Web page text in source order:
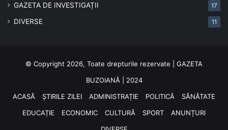
GAZETA DE INVESTIGAȚII 17
DIVERSE 11
© Copyright 2026, Toate drepturile rezervate | GAZETA
BUZOIANĂ | 2024
ACASĂ
ȘTIRILE ZILEI ADMINISTRAȚIE POLITICĂ
SĂNĂTATE
EDUCAȚIE
ECONOMIC CULTURĂ SPORT
ANUNȚURI